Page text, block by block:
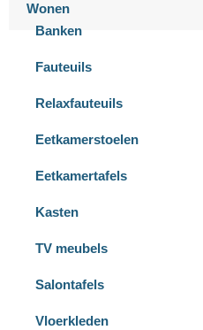
Wonen
Banken
Fauteuils
Relaxfauteuils
Eetkamerstoelen
Eetkamertafels
Kasten
TV meubels
Salontafels
Vloerkleden